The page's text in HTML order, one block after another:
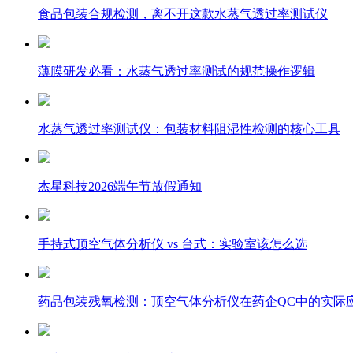
食品包装合规检测，离不开这款水蒸气透过率测试仪
薄膜研发必看：水蒸气透过率测试的规范操作逻辑
水蒸气透过率测试仪：包装材料阻湿性检测的核心工具
杰星科技2026端午节放假通知
手持式顶空气体分析仪 vs 台式：实验室该怎么选
药品包装残氧检测：顶空气体分析仪在药企QC中的实际